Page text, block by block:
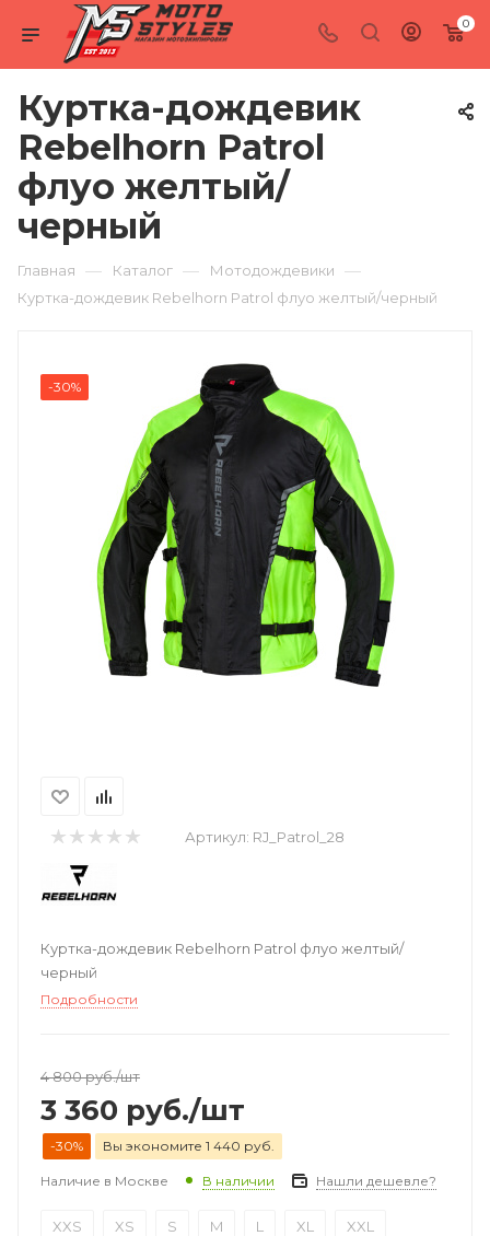
0
Куртка-дождевик
Rebelhorn Patrol
флуо желтый/
черный
Главная — Каталог — Мотодождевики —
Куртка-дождевик Rebelhorn Patrol флуо желтый/черный
-30%
Артикул: RJ_Patrol_28
Куртка-дождевик Rebelhorn Patrol флуо желтый/
черный
Подробности
4 800руб./шт
3 360 руб./шт
-30% Вы экономите 1 440 руб.
Наличие в Москве В наличии Нашли дешевле?
XXS XS S M L XL XXL